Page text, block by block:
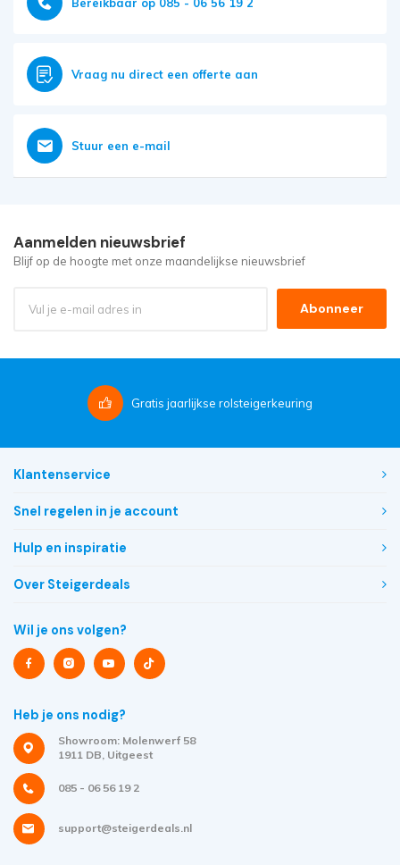
Vraag nu direct een offerte aan
Stuur een e-mail
Aanmelden nieuwsbrief
Blijf op de hoogte met onze maandelijkse nieuwsbrief
Abonneer
Gratis jaarlijkse rolsteigerkeuring
Klantenservice
Snel regelen in je account
Hulp en inspiratie
Over Steigerdeals
Wil je ons volgen?
Heb je ons nodig?
Showroom: Molenwerf 58
1911 DB, Uitgeest
085 - 06 56 19 2
support@steigerdeals.nl